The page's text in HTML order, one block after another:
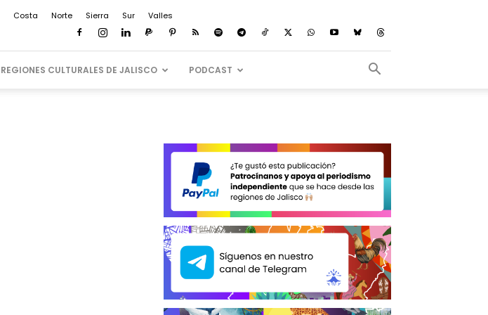
Costa Norte Sierra Sur Valles
REGIONES CULTURALES DE JALISCO PODCAST